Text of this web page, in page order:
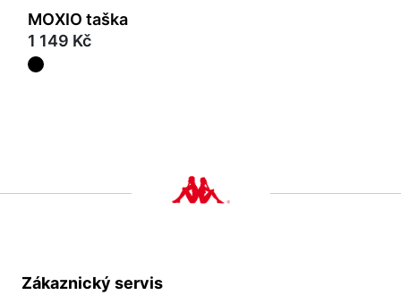
MOXIO taška
1 149 Kč
Zákaznický servis